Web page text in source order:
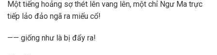
Một tiếng hoảng sợ thét lên vang lên, một chỉ Ngư Ma trực
tiếp lảo đảo ngã ra miếu cổ!
—— giống như là bị đẩy ra!